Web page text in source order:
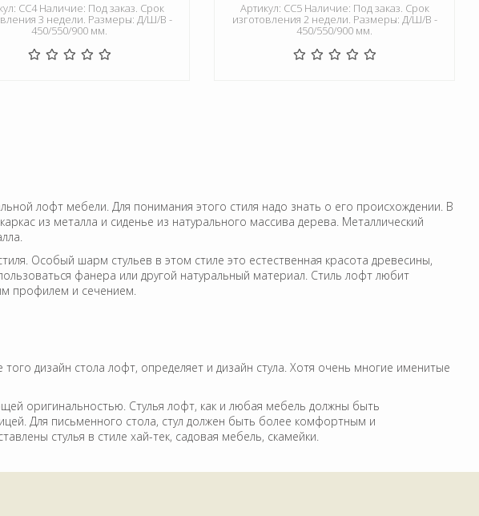
СС4 Наличие: Под заказ. Срок
3 недели. Размеры: Д/Ш/В -
450/550/900 мм.
Артикул: СС5 Наличие: Под заказ. Срок
изготовления 2 недели. Размеры: Д/Ш/В -
450/550/900 мм.
лофт мебели. Для понимания этого стиля надо знать о его происхождении. В
из металла и сиденье из натурального массива дерева. Металлический
Особый шарм стульев в этом стиле это естественная красота древесины,
фанера или другой натуральный материал. Стиль лофт любит
профилем и сечением.
дизайн стола лофт, определяет и дизайн стула. Хотя очень многие именитые
оригинальностью. Стулья лофт, как и любая мебель должны быть
Для письменного стола, стул должен быть более комфортным и
стулья в стиле хай-тек, садовая мебель, скамейки.